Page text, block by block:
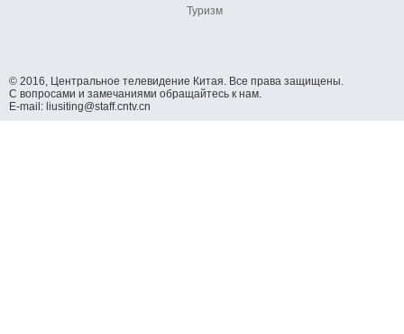
Туризм
© 2016, Центральное телевидение Китая. Все права защищены.
С вопросами и замечаниями обращайтесь к нам.
E-mail: liusiting@staff.cntv.cn